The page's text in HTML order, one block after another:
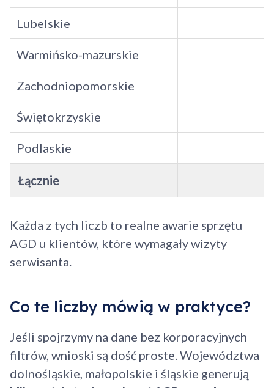
Lubelskie
Warmińsko-mazurskie
Zachodniopomorskie
Świętokrzyskie
Podlaskie
Łącznie
Każda z tych liczb to realne awarie sprzętu
AGD u klientów, które wymagały wizyty
serwisanta.
Co te liczby mówią w praktyce?
Jeśli spojrzymy na dane bez korporacyjnych
filtrów, wnioski są dość proste. Województwa
dolnośląskie, małopolskie i śląskie generują